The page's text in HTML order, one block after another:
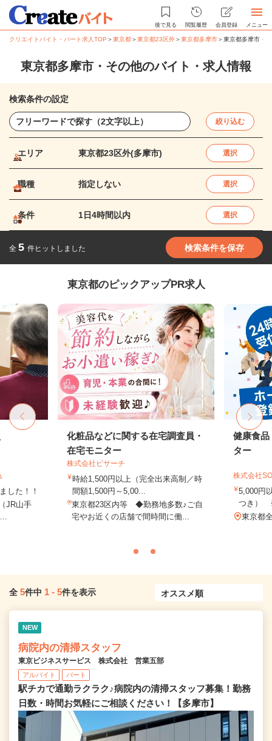
後で見る 閲覧履歴 会員登録 メニュー
クリエイトバイト・パート求人TOP ＞東京都＞東京都23区外＞東京都多摩市＞東京都多摩市・
東京都多摩市・その他のバイト・求人情報
検索条件の設定
絞り込む
エリア 東京都23区外(多摩市) 選択
職種 指定しない 選択
条件 1日4時間以内 選択
全 5 件ヒットしました 検索条件を保存
東京都のピックアップPR求人
した！！
JR山手
化粧品などに関する在宅調査員・
在宅モニター
株式会社ビサーチ
時給1,500円以上（完全出来高制／時
間額1,500円～5,00...
東京都23区内等 ◆勤務地多数♪ご自
宅やお近くの店舗で間時間に働...
健康食品
ター
株式会社
5,000円
つき）
東京都
全 5件中 1 - 5件を表示
NEW
病院内の清掃スタッフ
東京ビジネスサービス 株式会社 営業五部
アルバイト パート
駅チカで通勤ラクラク♪病院内の清掃スタッフ募集！勤務
日数・時間お気軽にご相談ください！【多摩市】